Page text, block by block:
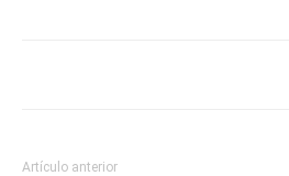
Artículo anterior